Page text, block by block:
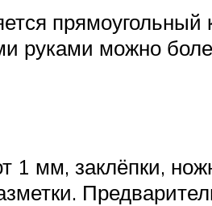
прямоугольный
руками можно
1 мм, заклёпки,